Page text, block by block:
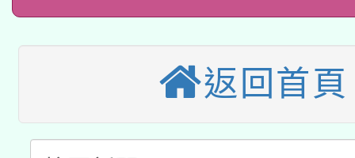
開 智慧啟航」
本校115學年度第2次
招甄選結果公告(無人
本館辦理115年度閱讀
暨閱讀推動專業研習
科技賦能─人工智慧
返回首頁